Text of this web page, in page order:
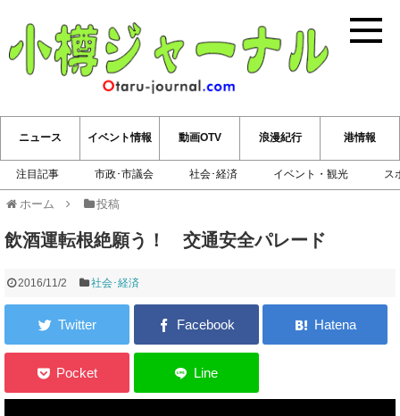
小樽ジ
ニュース
注目記事 市政･市議会 社会･経済 イベント・観光 ス
イベント情報 動画OTV 浪漫紀行 港情報
ホーム 投稿
飲酒運転根絶願う！ 交通安全パレード
2016/11/2 社会･経済